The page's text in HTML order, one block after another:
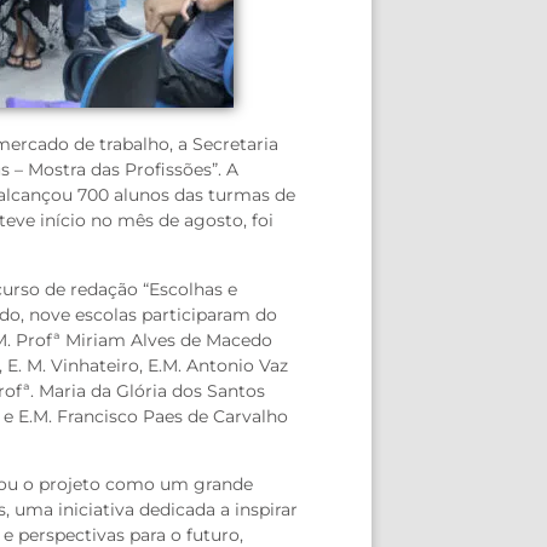
de trabalho, a Secretaria
Mostra das Profissões”. A
700 alunos das turmas de
início no mês de agosto, foi
de redação “Escolhas e
nove escolas participaram do
Profª Miriam Alves de Macedo
M. Vinhateiro, E.M. Antonio Vaz
Maria da Glória dos Santos
E.M. Francisco Paes de Carvalho
o projeto como um grande
uma iniciativa dedicada a inspirar
perspectivas para o futuro,